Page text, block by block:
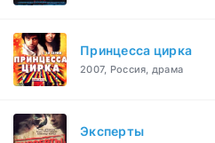
Принцесса цирка
2007, Россия, драма
Эксперты